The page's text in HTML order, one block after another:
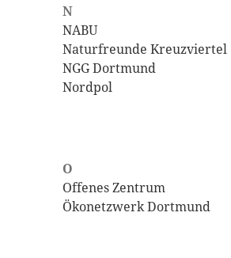
N
NABU
Naturfreunde Kreuzviertel
NGG Dortmund
Nordpol
O
Offenes Zentrum
Ökonetzwerk Dortmund